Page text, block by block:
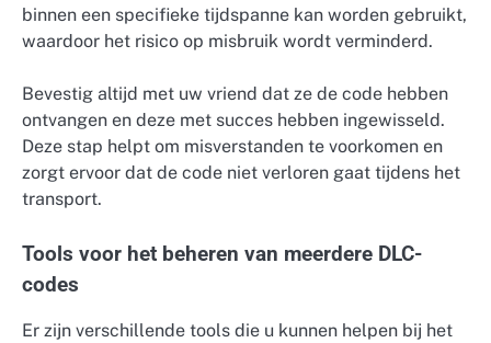
binnen een specifieke tijdspanne kan worden gebruikt,
waardoor het risico op misbruik wordt verminderd.
Bevestig altijd met uw vriend dat ze de code hebben
ontvangen en deze met succes hebben ingewisseld.
Deze stap helpt om misverstanden te voorkomen en
zorgt ervoor dat de code niet verloren gaat tijdens het
transport.
Tools voor het beheren van meerdere DLC-
codes
Er zijn verschillende tools die u kunnen helpen bij het